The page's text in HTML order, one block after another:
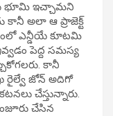
భూమి ఇచ్చామని
కానీ అలా ఆ ప్రాజెక్ట్
ఎన్డీయే కూటమి
పెద్ద సమస్య
కానీ
రైల్వే జోన్ అదిగో
చేస్తున్నారు.
చేసిన